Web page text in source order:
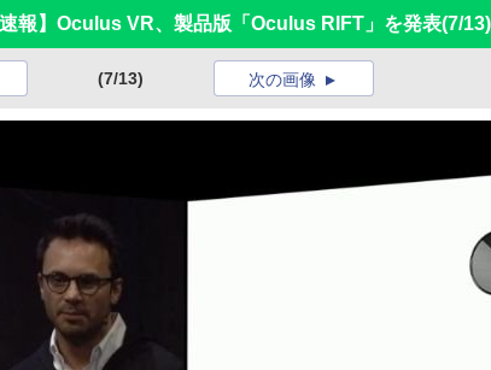
速報】Oculus VR、製品版「Oculus RIFT」を発表(7/13)
(7/13) 次の画像